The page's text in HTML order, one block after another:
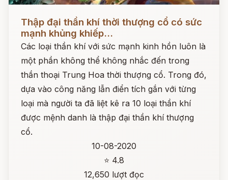
Thập đại thần khí thời thượng cổ có sức
mạnh khủng khiếp...
Các loại thần khí với sức mạnh kinh hồn luôn là
một phần không thể không nhắc đến trong
thần thoại Trung Hoa thời thượng cổ. Trong đó,
dựa vào công năng lẫn điển tích gắn với từng
loại mà người ta đã liệt kê ra 10 loại thần khí
được mệnh danh là thập đại thần khí thượng
cổ.
10-08-2020
⭐ 4.8
12,650 lượt đọc